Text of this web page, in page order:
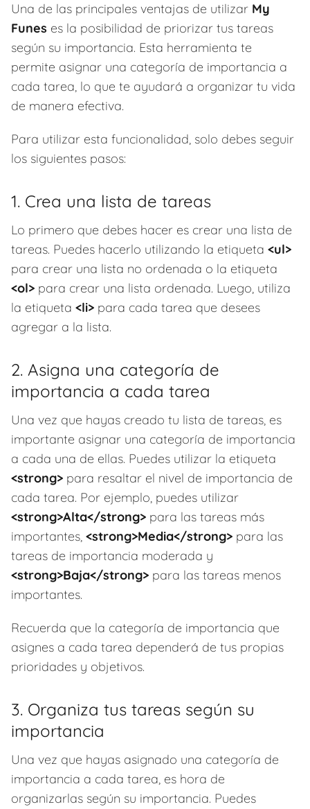
Una de las principales ventajas de utilizar My
Funes es la posibilidad de priorizar tus tareas
según su importancia. Esta herramienta te
permite asignar una categoría de importancia a
cada tarea, lo que te ayudará a organizar tu vida
de manera efectiva.
Para utilizar esta funcionalidad, solo debes seguir
los siguientes pasos:
1. Crea una lista de tareas
Lo primero que debes hacer es crear una lista de
tareas. Puedes hacerlo utilizando la etiqueta <ul>
para crear una lista no ordenada o la etiqueta
<ol> para crear una lista ordenada. Luego, utiliza
la etiqueta <li> para cada tarea que desees
agregar a la lista.
2. Asigna una categoría de
importancia a cada tarea
Una vez que hayas creado tu lista de tareas, es
importante asignar una categoría de importancia
a cada una de ellas. Puedes utilizar la etiqueta
<strong> para resaltar el nivel de importancia de
cada tarea. Por ejemplo, puedes utilizar
<strong>Alta</strong> para las tareas más
importantes, <strong>Media</strong> para las
tareas de importancia moderada y
<strong>Baja</strong> para las tareas menos
importantes.
Recuerda que la categoría de importancia que
asignes a cada tarea dependerá de tus propias
prioridades y objetivos.
3. Organiza tus tareas según su
importancia
Una vez que hayas asignado una categoría de
importancia a cada tarea, es hora de
organizarlas según su importancia. Puedes